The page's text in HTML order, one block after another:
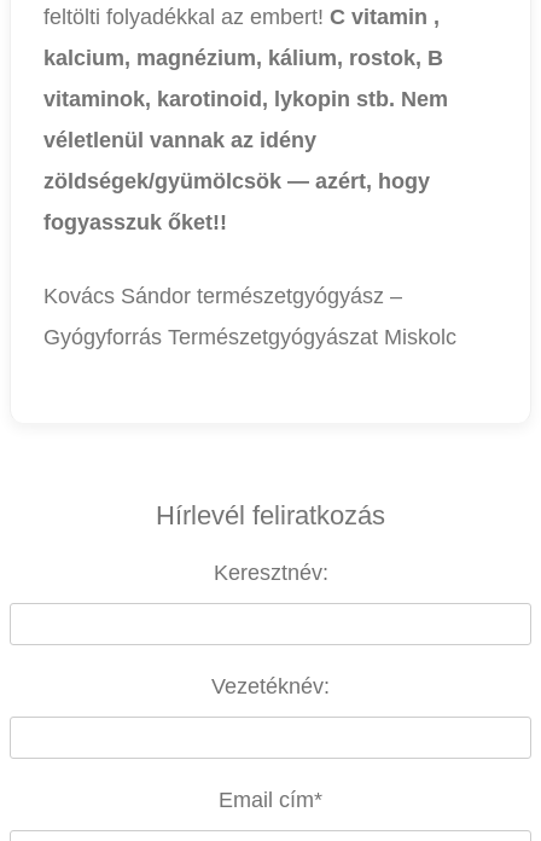
feltölti folyadékkal az embert! C vitamin ,
kalcium, magnézium, kálium, rostok, B
vitaminok, karotinoid, lykopin stb. Nem
véletlenül vannak az idény
zöldségek/gyümölcsök — azért, hogy
fogyasszuk őket!!
Kovács Sándor természetgyógyász –
Gyógyforrás Természetgyógyászat Miskolc
Hírlevél feliratkozás
Keresztnév:
Vezetéknév:
Email cím*